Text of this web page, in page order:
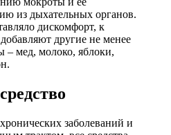
из дыхательных органов.
дискомфорт, к
другие не менее
– мед, молоко, яблоки,
заболеваний и